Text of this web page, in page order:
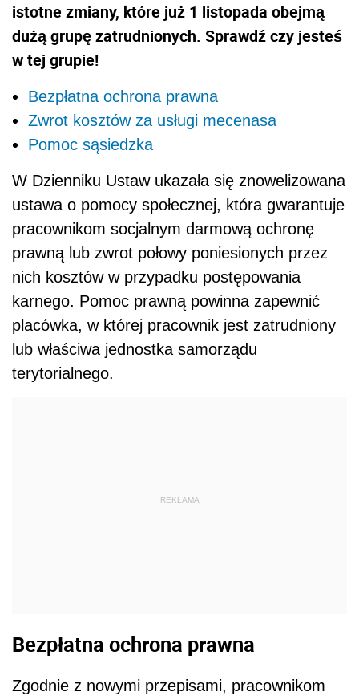
istotne zmiany, które już 1 listopada obejmą
dużą grupę zatrudnionych. Sprawdź czy jesteś
w tej grupie!
Bezpłatna ochrona prawna
Zwrot kosztów za usługi mecenasa
Pomoc sąsiedzka
W Dzienniku Ustaw ukazała się znowelizowana
ustawa o pomocy społecznej, która gwarantuje
pracownikom socjalnym darmową ochronę
prawną lub zwrot połowy poniesionych przez
nich kosztów w przypadku postępowania
karnego. Pomoc prawną powinna zapewnić
placówka, w której pracownik jest zatrudniony
lub właściwa jednostka samorządu
terytorialnego.
REKLAMA
Bezpłatna ochrona prawna
Zgodnie z nowymi przepisami, pracownikom